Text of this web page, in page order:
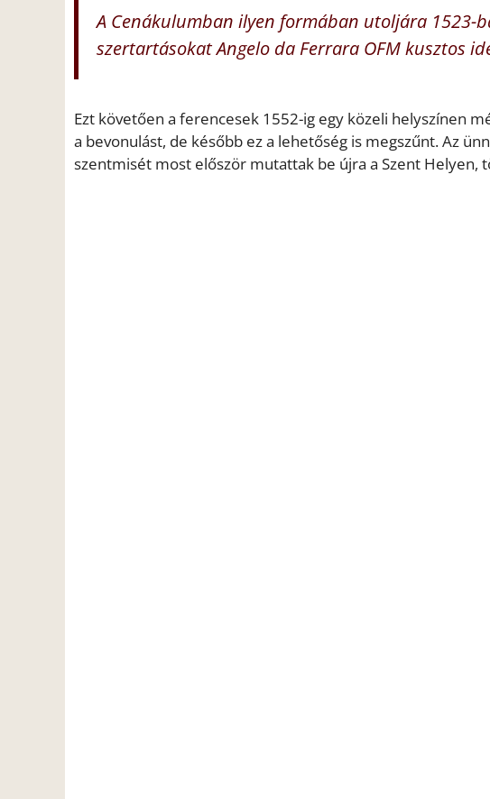
A Cenákulumban ilyen formában utoljára 1523-
szertartásokat Angelo da Ferrara OFM kusztos
Ezt követően a ferencesek 1552-ig egy közeli helyszínen
a bevonulást, de később ez a lehetőség is megszűnt. Az
szentmisét most először mutattak be újra a Szent Helyen,